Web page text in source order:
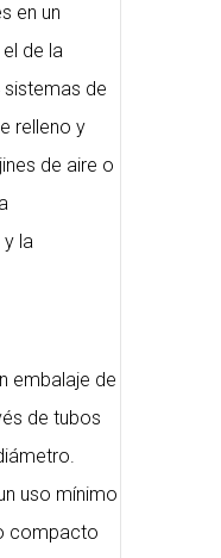
en un
de la
sistemas de
relleno y
de aire o
la
embalaje de
de tubos
uso mínimo
compacto